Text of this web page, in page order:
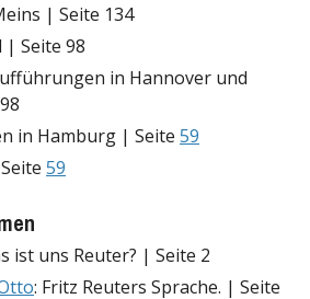
| Seite 134
| Seite 98
in Hannover und
in Hamburg | Seite 59
59
ist uns Reuter? | Seite 2
: Fritz Reuters Sprache. | Seite